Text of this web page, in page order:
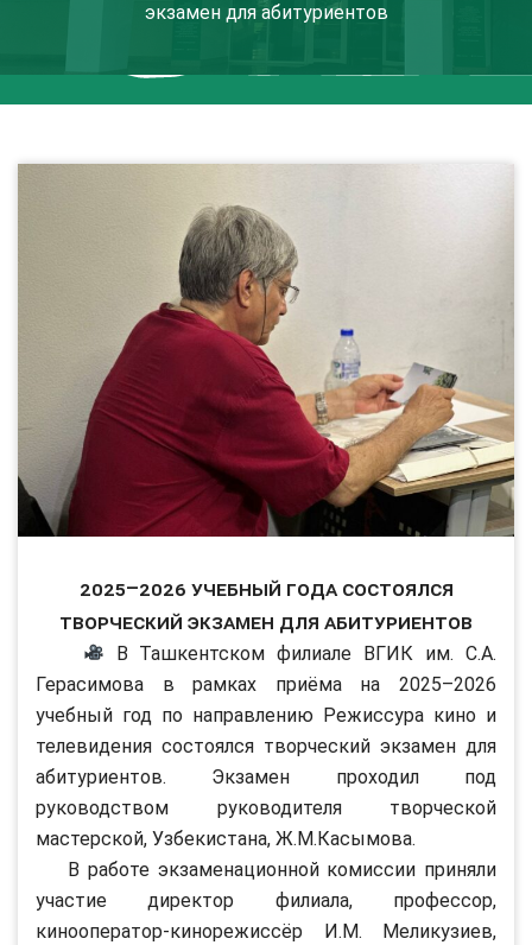
экзамен для абитуриентов
2025–2026 учебный года состоялся
творческий экзамен для абитуриентов
В Ташкентском филиале ВГИК им. С.А.
Герасимова в рамках приёма на 2025–2026
учебный год по направлению Режиссура кино и
телевидения состоялся творческий экзамен для
абитуриентов. Экзамен проходил под
руководством руководителя творческой
мастерской, Узбекистана, Ж.М.Касымова.
В работе экзаменационной комиссии приняли
участие директор филиала, профессор,
кинооператор-кинорежиссёр И.М. Меликузиев,